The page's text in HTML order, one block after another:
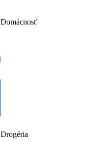
Domácnosť
Drogéria